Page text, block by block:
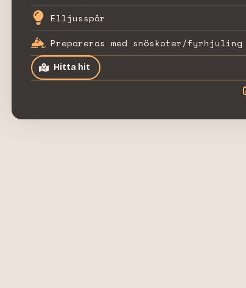
Elljusspår
Prepareras med snöskoter/fyrhjuling
Hitta hit